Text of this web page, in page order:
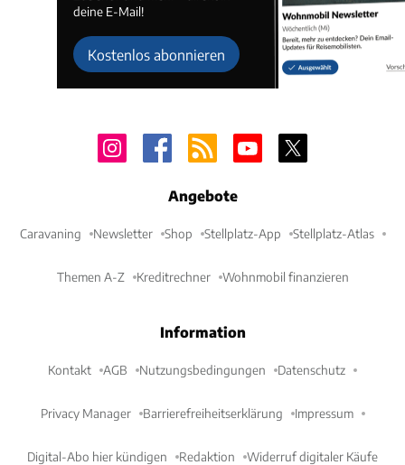
deine E-Mail!
Kostenlos abonnieren
Angebote
Caravaning Newsletter Shop Stellplatz-App Stellplatz-Atlas
Themen A-Z Kreditrechner Wohnmobil finanzieren
Information
Kontakt AGB Nutzungsbedingungen Datenschutz
Privacy Manager Barrierefreiheitserklärung Impressum
Digital-Abo hier kündigen Redaktion Widerruf digitaler Käufe